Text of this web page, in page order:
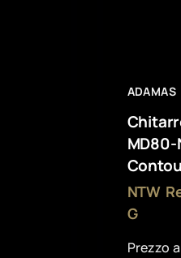
ADAMAS
NTW
G
Prezzo